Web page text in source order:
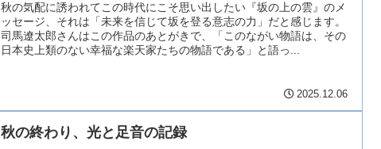
秋の気配に誘われてこの時代にこそ思い出したい『坂の上の雲』のメ
ッセージ、それは「未来を信じて坂を登る意志の力」だと感じます。
司馬遼太郎さんはこの作品のあとがきで、「このながい物語は、その
日本史上類のない幸福な楽天家たちの物語である」と語っ...
2025.12.06
秋の終わり、光と足音の記録